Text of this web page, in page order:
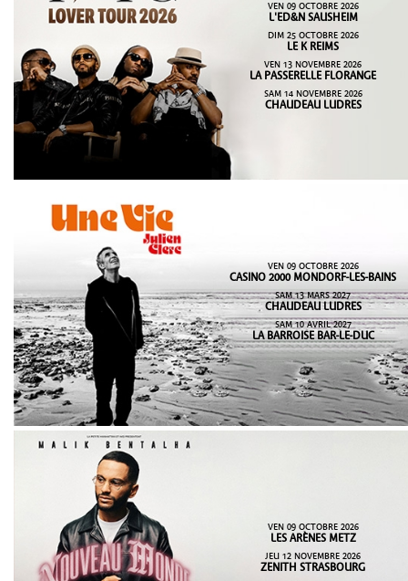
VEN 09 OCTOBRE 2026
L'ED&N SAUSHEIM
DIM 25 OCTOBRE 2026
LE K REIMS
VEN 13 NOVEMBRE 2026
LA PASSERELLE FLORANGE
SAM 14 NOVEMBRE 2026
CHAUDEAU LUDRES
VEN 09 OCTOBRE 2026
CASINO 2000 MONDORF-LES-BAINS
SAM 13 MARS 2027
CHAUDEAU LUDRES
SAM 10 AVRIL 2027
LA BARROISE BAR-LE-DUC
VEN 09 OCTOBRE 2026
LES ARÈNES METZ
JEU 12 NOVEMBRE 2026
ZENITH STRASBOURG